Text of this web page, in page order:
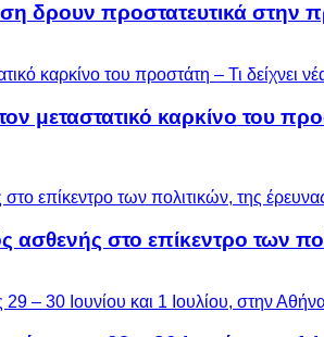
δρουν προστατευτικά
μεταστατικό καρκίνο του
στο επίκεντρο των